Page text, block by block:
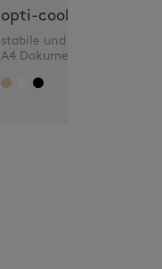
opti-coolflat
stabile und edle Briefbox für
A4 Dokumente